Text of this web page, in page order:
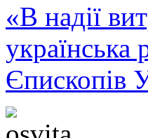
«В надії
Єпископів